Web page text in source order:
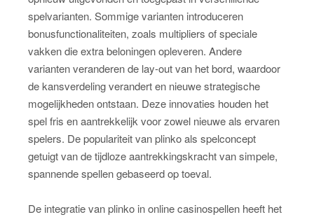
spelvarianten. Sommige varianten introduceren
bonusfunctionaliteiten, zoals multipliers of speciale
vakken die extra beloningen opleveren. Andere
varianten veranderen de lay-out van het bord, waardoor
de kansverdeling verandert en nieuwe strategische
mogelijkheden ontstaan. Deze innovaties houden het
spel fris en aantrekkelijk voor zowel nieuwe als ervaren
spelers. De populariteit van plinko als spelconcept
getuigt van de tijdloze aantrekkingskracht van simpele,
spannende spellen gebaseerd op toeval.
De integratie van plinko in online casinospellen heeft het